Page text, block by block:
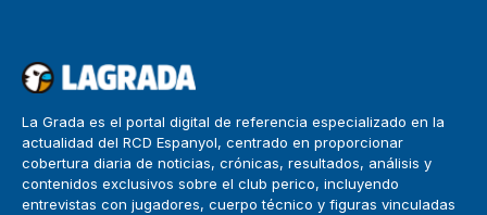
La Grada es el portal digital de referencia especializado en la
actualidad del RCD Espanyol, centrado en proporcionar
cobertura diaria de noticias, crónicas, resultados, análisis y
contenidos exclusivos sobre el club perico, incluyendo
entrevistas con jugadores, cuerpo técnico y figuras vinculadas